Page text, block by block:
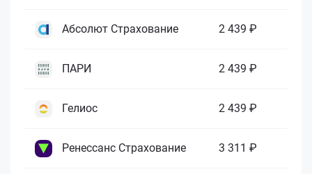
Абсолют Страхование 2 439 ₽
ПАРИ 2 439 ₽
Гелиос 2 439 ₽
Ренессанс Страхование 3 311 ₽